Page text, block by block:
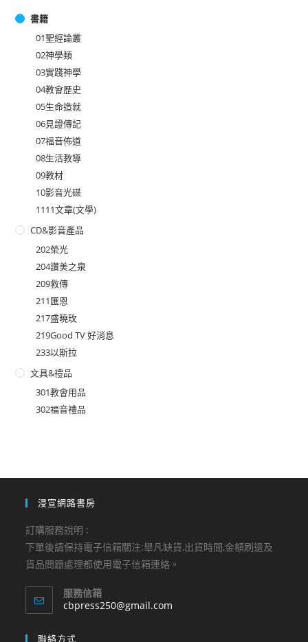
書籍
01聖經論叢
02神學類
03實踐神學
04教會歷史
05生命造就
06見證傳記
07福音佈道
08生活教導
09教材
10影音光碟
1111文章(文學)
CD&影音產品
202榮光
204讚美之泉
209救傳
211匯恩
217盛曉玫
219Good TV 好消息
233以斯拉
文具&禮品
301教會用品
302福音禮品
浸宣網路書房
訂購服務說明 :
下單後請保持電子信箱關注:舉凡缺貨,出貨時間,金額刷退及
貨品問題處理都使用電子信箱連絡。
服務信箱
cbpress250@gmail.com
聯絡方式